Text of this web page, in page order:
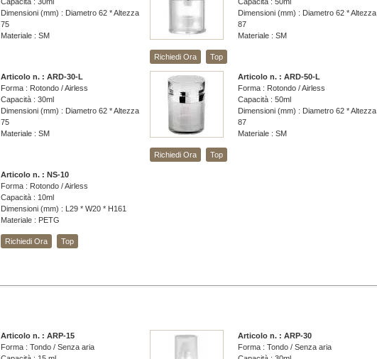
Dimensioni (mm) : Diametro 62 * Altezza
75
Materiale : SM
Dimensioni (mm) : Diametro 62 * Altezza
87
Materiale : SM
Richiedi Ora Top
Articolo n. : ARD-30-L
Forma : Rotondo / Airless
Capacità : 30ml
Dimensioni (mm) : Diametro 62 * Altezza
75
Materiale : SM
Articolo n. : ARD-50-L
Forma : Rotondo / Airless
Capacità : 50ml
Dimensioni (mm) : Diametro 62 * Altezza
87
Materiale : SM
Richiedi Ora Top
Articolo n. : NS-10
Forma : Rotondo / Airless
Capacità : 10ml
Dimensioni (mm) : L29 * W20 * H161
Materiale : PETG
Richiedi Ora Top
Articolo n. : ARP-15
Forma : Tondo / Senza aria
Articolo n. : ARP-30
Forma : Tondo / Senza aria